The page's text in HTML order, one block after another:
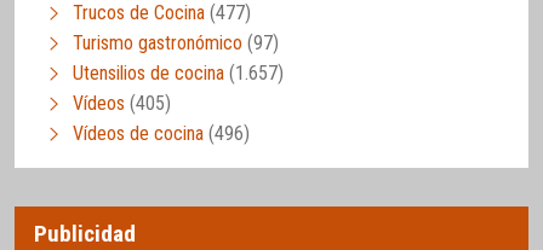
Trucos de Cocina (477)
Turismo gastronómico (97)
Utensilios de cocina (1.657)
Vídeos (405)
Vídeos de cocina (496)
Publicidad